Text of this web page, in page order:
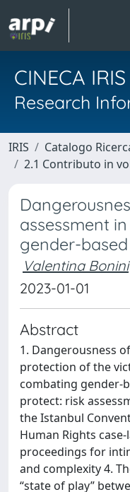
CINECA IRIS
Research
IRIS Catalogo
2.1 Contributo in
assessment
gender-
Valentina Bonini
2023-01-01
Abstract
1. Dangerousness
protection of the
combating gender-
protect: risk
the Istanbul
Human Rights
proceedings for
and complexity 4.
“state of play”